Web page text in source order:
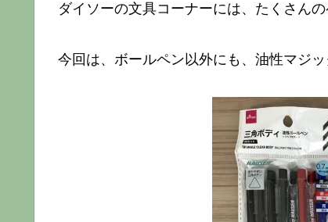
ダイソーの文具コーナーには、たくさんの
今回は、ボールペン以外にも、油性マジ